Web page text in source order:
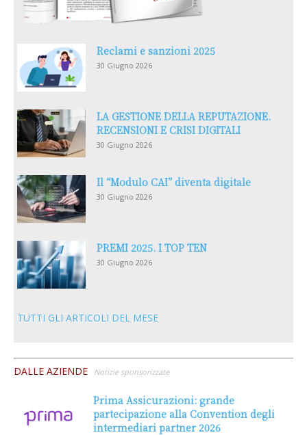
Reclami e sanzioni 2025
30 Giugno 2026
LA GESTIONE DELLA REPUTAZIONE.
RECENSIONI E CRISI DIGITALI
30 Giugno 2026
Il “Modulo CAI” diventa digitale
30 Giugno 2026
PREMI 2025. I TOP TEN
30 Giugno 2026
TUTTI GLI ARTICOLI DEL MESE
DALLE AZIENDE Notizie sponsorizzate
Prima Assicurazioni: grande
partecipazione alla Convention degli
intermediari partner 2026